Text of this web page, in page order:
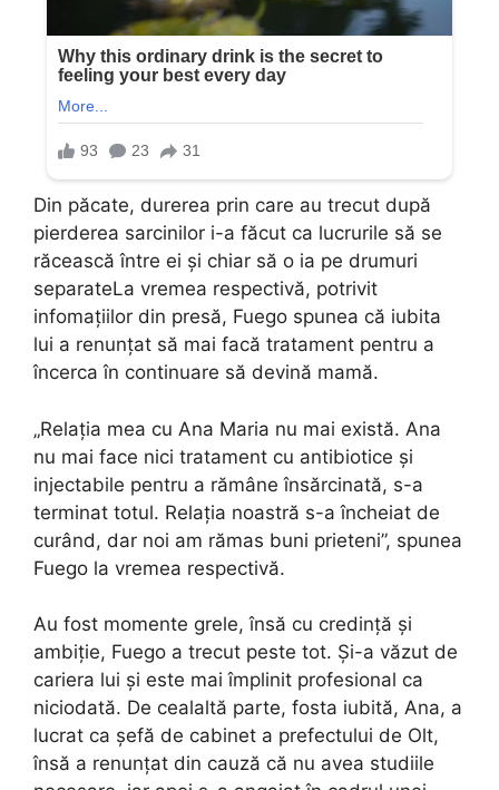
Din păcate, durerea prin care au trecut după
pierderea sarcinilor i-a făcut ca lucrurile să se
răcească între ei şi chiar să o ia pe drumuri
separateLa vremea respectivă, potrivit
infomaţiilor din presă, Fuego spunea că iubita
lui a renunţat să mai facă tratament pentru a
încerca în continuare să devină mamă.
„Relația mea cu Ana Maria nu mai există. Ana
nu mai face nici tratament cu antibiotice și
injectabile pentru a rămâne însărcinată, s-a
terminat totul. Relația noastră s-a încheiat de
curând, dar noi am rămas buni prieteni”, spunea
Fuego la vremea respectivă.
Au fost momente grele, însă cu credinţă şi
ambiţie, Fuego a trecut peste tot. Și-a văzut de
cariera lui şi este mai împlinit profesional ca
niciodată. De cealaltă parte, fosta iubită, Ana, a
lucrat ca șefă de cabinet a prefectului de Olt,
însă a renunţat din cauză că nu avea studiile